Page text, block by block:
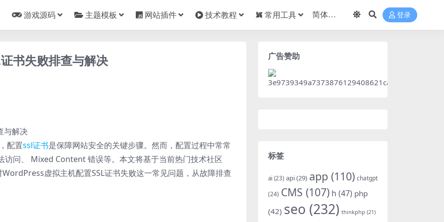
游戏源码 主题模板 网站插件 技术教程 常用工具 登录
书失败排查与解决
配置ssl证书是保障网站安全的关键步骤。然而，配置过程中常常
访问、 Mixed Content 错误等。本文将基于当前热门技术社区
虚拟主机配置SSL证书失败这一常见问题，从故障排查
广告赞助
标签
ai (23) api(29) app (110) chatgpt
(24) CMS (107) h (47) php
(42) seo (232) thinkphp (21)